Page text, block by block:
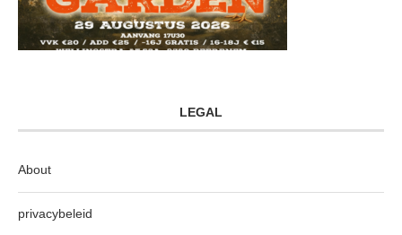
LEGAL
About
privacybeleid